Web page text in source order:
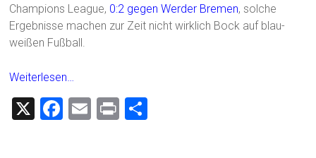
Champions League, 0:2 gegen Werder Bremen, solche
Ergebnisse machen zur Zeit nicht wirklich Bock auf blau-
weißen Fußball.
Weiterlesen…
X
F
E
Pr